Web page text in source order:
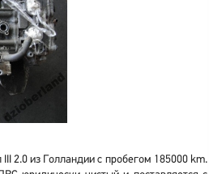
2.0 из Голландии с пробегом 185000 km.